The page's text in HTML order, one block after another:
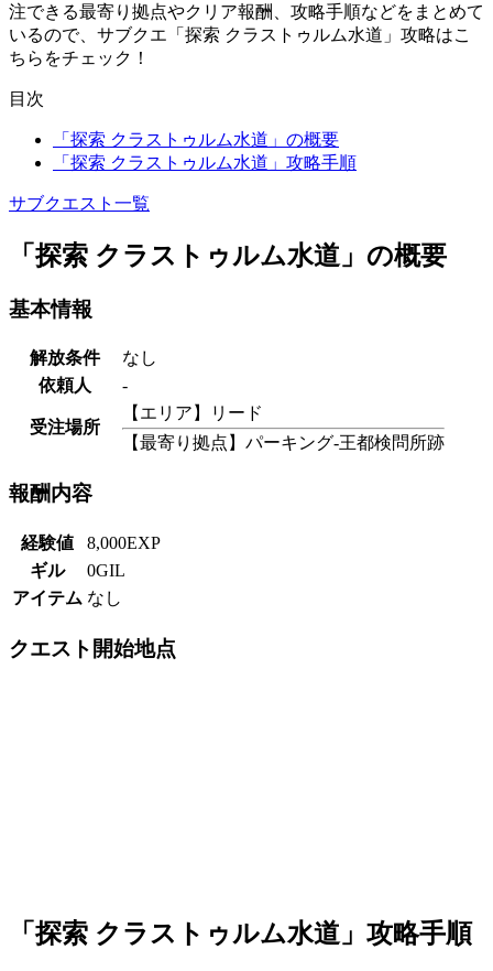
注できる最寄り拠点やクリア報酬、攻略手順などをまとめて
いるので、サブクエ「探索 クラストゥルム水道」攻略はこ
ちらをチェック！
目次
「探索 クラストゥルム水道」の概要
「探索 クラストゥルム水道」攻略手順
サブクエスト一覧
「探索 クラストゥルム水道」の概要
基本情報
解放条件
なし
依頼人
-
受注場所
【エリア】リード
【最寄り拠点】パーキング-王都検問所跡
報酬内容
経験値
8,000EXP
ギル
0GIL
アイテム なし
クエスト開始地点
「探索 クラストゥルム水道」攻略手順